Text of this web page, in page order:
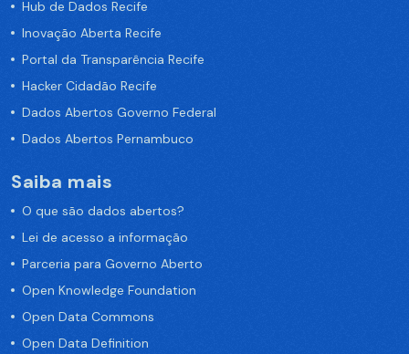
Hub de Dados Recife
Inovação Aberta Recife
Portal da Transparência Recife
Hacker Cidadão Recife
Dados Abertos Governo Federal
Dados Abertos Pernambuco
Saiba mais
O que são dados abertos?
Lei de acesso a informação
Parceria para Governo Aberto
Open Knowledge Foundation
Open Data Commons
Open Data Definition